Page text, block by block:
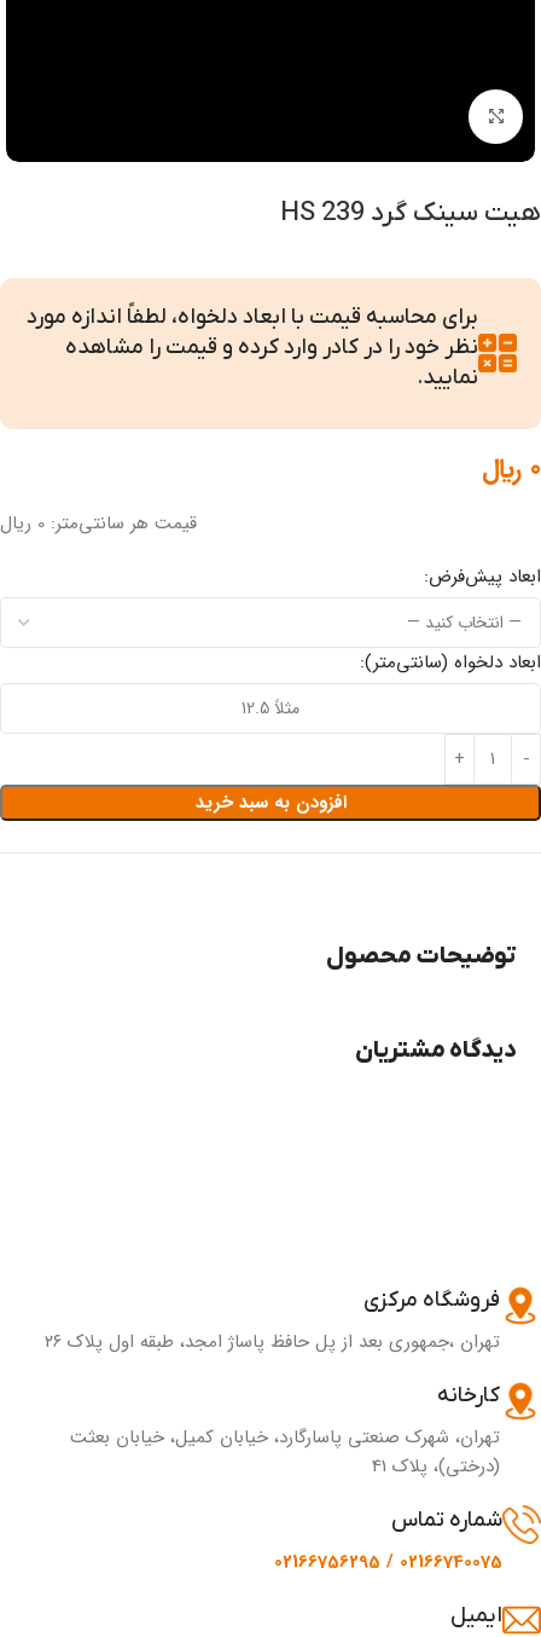
بزرگنمایی تصویر
هیت سینک گرد HS 239
برای محاسبه قیمت با ابعاد دلخواه، لطفاً اندازه مورد
نظر خود را در کادر وارد کرده و قیمت را مشاهده
نمایید.
0 ﷼
قیمت هر سانتی‌متر: 0 ریال
ابعاد پیش‌فرض:
ابعاد دلخواه (سانتی‌متر):
افزودن به سبد خرید
توضیحات محصول
دیدگاه مشتریان
فروشگاه مرکزی
تهران ،جمهوری بعد از پل حافظ پاساژ امجد، طبقه اول پلاک ۲۶
کارخانه
تهران، شهرک صنعتی پاسارگارد، خیابان کمیل، خیابان بعثت
(درختی)، پلاک 41
شماره تماس
02166740075 / 02166756295
ایمیل